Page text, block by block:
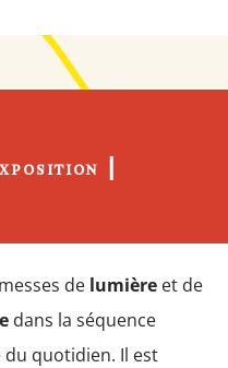
de lumière et de
dans la séquence
quotidien. Il est